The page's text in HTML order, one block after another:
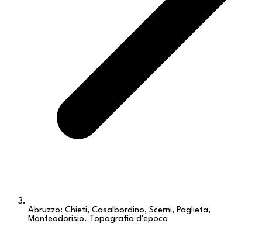
Abruzzo: Chieti, Casalbordino, Scerni, Paglieta,
Monteodorisio. Topografia d'epoca